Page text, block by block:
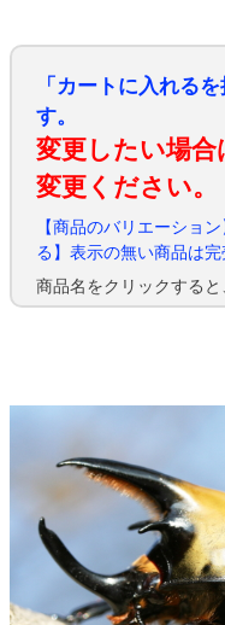
「カートに入れる
す。
変更したい場
変更ください。
【商品のバリエーショ
る】表示の無い商品は
商品名をクリックすると